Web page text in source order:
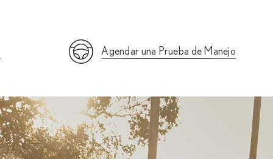
Agendar una Prueba de Manejo